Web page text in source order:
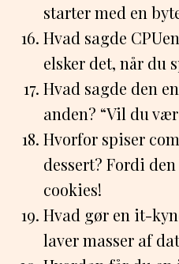
starter med en
Hvad sagde
elsker det, når du
Hvad sagde den
anden? “Vil du
Hvorfor spiser
dessert? Fordi
cookies!
Hvad gør en it-
laver masser af